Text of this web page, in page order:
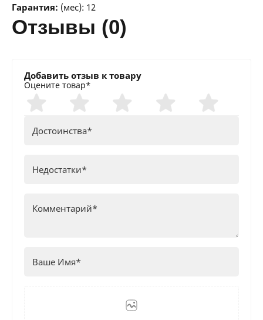
Гарантия: (мес): 12
отзывы (0)
Добавить отзыв к товару
Оцените товар*